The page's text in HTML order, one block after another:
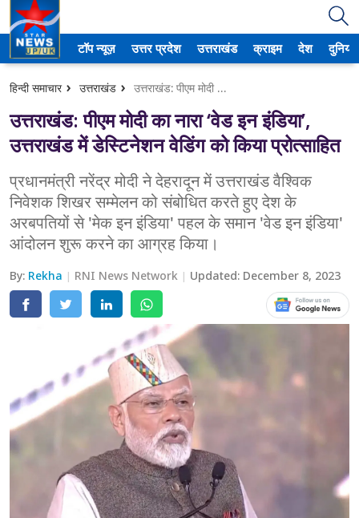
टॉप न्यूज़ उत्तर प्रदेश उत्तराखंड क्राइम देश दुनिया
हिन्दी समाचार उत्तराखंड उत्तराखंड: पीएम मोदी का नारा ‘वेड इन इंडिया’, उत्तराखंड में डेस्टिनेशन वेडिंग को किया प्रोत्साहित
उत्तराखंड: पीएम मोदी का नारा ‘वेड इन इंडिया’,
उत्तराखंड में डेस्टिनेशन वेडिंग को किया प्रोत्साहित
प्रधानमंत्री नरेंद्र मोदी ने देहरादून में उत्तराखंड वैश्विक
निवेशक शिखर सम्मेलन को संबोधित करते हुए देश के
अरबपतियों से 'मेक इन इंडिया' पहल के समान 'वेड इन इंडिया'
आंदोलन शुरू करने का आग्रह किया।
By: Rekha RNI News Network Updated: December 8, 2023
उत्तर प्रदेश
आगरा
कानपुर
प्रयागराज
मेरठ
लखनऊ
उत्तराखंड
चंपावत
चमोली
नैनीताल